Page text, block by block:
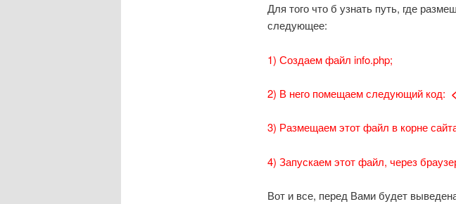
Для того что б узнать путь, где
следующее:
1) Создаем файл info.php;
2) В него помещаем следующий код:
3) Размещаем этот файл в корне
4) Запускаем этот файл, через
Вот и все, перед Вами будет